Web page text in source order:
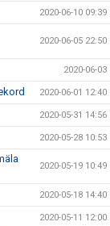
2020-06-10 09:39
2020-06-05 22:50
2020-06-03
2020-06-01 12:40
2020-05-31 14:56
2020-05-28 10:53
2020-05-19 10:49
2020-05-18 14:40
2020-05-11 12:00